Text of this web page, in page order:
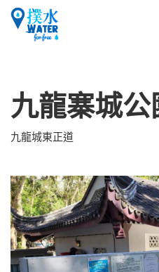
下載應用
ENGLISH
下載
九龍寨城公
九龍城東正道